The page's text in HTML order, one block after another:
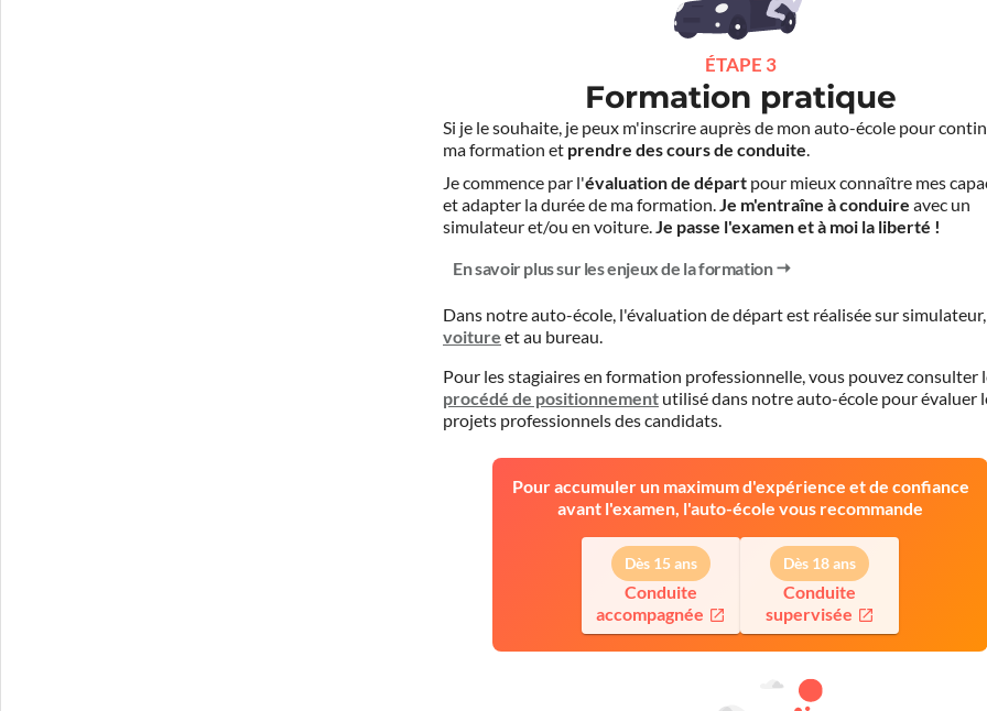
ÉTAPE 3
Formation pratique
Si je le souhaite, je peux m'inscrire auprès de mon auto-école pour
ma formation et prendre des cours de conduite.
Je commence par l'évaluation de départ pour mieux connaître mes
et adapter la durée de ma formation. Je m'entraîne à conduire avec un
simulateur et/ou en voiture. Je passe l'examen et à moi la liberté !
En savoir plus sur les enjeux de la formation
Dans notre auto-école, l'évaluation de départ est réaliséesur simulateur,
voiture etau bureau
Pour les stagiaires en formation professionnelle, vous pouvez consulter
procédé de positionnement utilisé dans notre auto-école pour évaluer
projets professionnels des candidats.
Pour accumuler un maximum d'expérience et de confiance
avant l'examen, l'auto-école vous recommande
Dès 15 ans
Conduite
accompagnée
Dès 18 ans
Conduite
supervisée